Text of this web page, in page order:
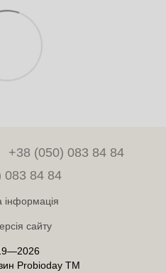
+38 (050) 083 84 84
083 84 84
інформація
сайту
Probioday TM